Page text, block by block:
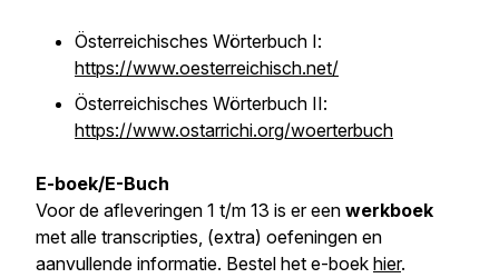
Österreichisches Wörterbuch I:
https://www.oesterreichisch.net/
Österreichisches Wörterbuch II:
https://www.ostarrichi.org/woerterbuch
E-boek/E-Buch
Voor de afleveringen 1 t/m 13 is er een werkboek
met alle transcripties, (extra) oefeningen en
aanvullende informatie. Bestel het e-boek hier.